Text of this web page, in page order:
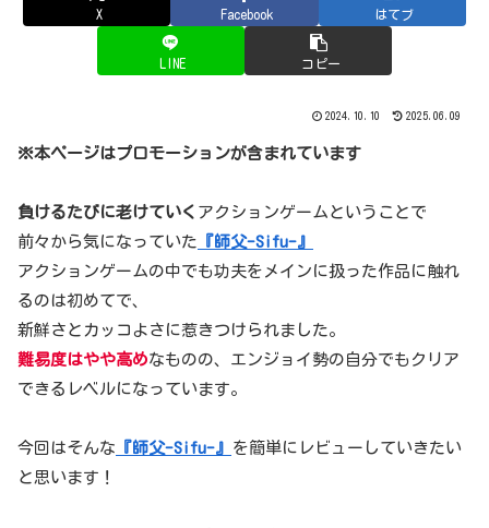
X Facebook はてブ
LINE コピー
2024.10.10 2025.06.09
※本ページはプロモーションが含まれています
負けるたびに老けていく アクションゲームということで
前々から気になっていた 『師父-Sifu-』
アクションゲームの中でも功夫をメインに扱った作品に触れ
るのは初めてで、
新鮮さとカッコよさに惹きつけられました。
難易度はやや高めなものの、エンジョイ勢の自分でもクリア
できるレベルになっています。
今回はそんな 『師父-Sifu-』
を簡単にレビューしていきたい
と思います！